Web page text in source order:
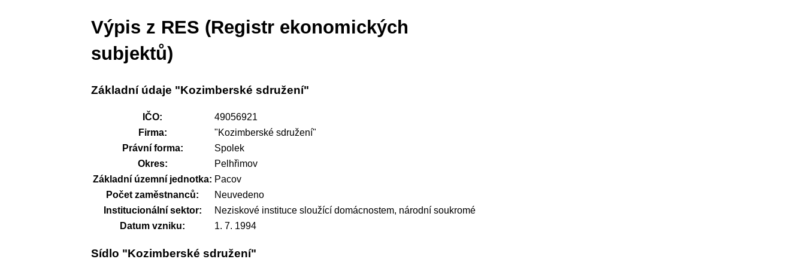
Výpis z RES (Registr ekonomických
subjektů)
Základní údaje "Kozimberské sdružení"
IČO:
49056921
Firma:
"Kozimberské sdružení"
Právní forma:
Spolek
Okres:
Pelhřimov
Základní územní jednotka: Pacov
Počet zaměstnanců:
Neuvedeno
Institucionální sektor:
Neziskové instituce sloužící domácnostem, národní soukromé
Datum vzniku:
1. 7. 1994
Sídlo "Kozimberské sdružení"